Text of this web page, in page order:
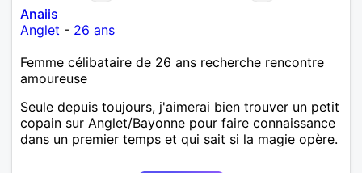
Anaiis
Anglet - 26 ans
Femme célibataire de 26 ans recherche rencontre
amoureuse
Seule depuis toujours, j'aimerai bien trouver un petit
copain sur Anglet/Bayonne pour faire connaissance
dans un premier temps et qui sait si la magie opère.